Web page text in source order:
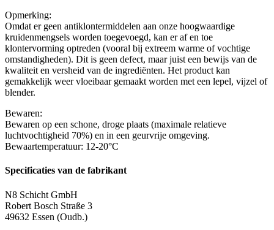
Opmerking:
Omdat er geen antiklontermiddelen aan onze hoogwaardige
kruidenmengsels worden toegevoegd, kan er af en toe
klontervorming optreden (vooral bij extreem warme of vochtige
omstandigheden). Dit is geen defect, maar juist een bewijs van de
kwaliteit en versheid van de ingrediënten. Het product kan
gemakkelijk weer vloeibaar gemaakt worden met een lepel, vijzel of
blender.
Bewaren:
Bewaren op een schone, droge plaats (maximale relatieve
luchtvochtigheid 70%) en in een geurvrije omgeving.
Bewaartemperatuur: 12-20°C
Specificaties van de fabrikant
N8 Schicht GmbH
Robert Bosch Straße 3
49632 Essen (Oudb.)